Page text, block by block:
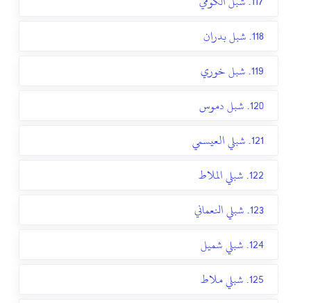
118. شبل بدران
119. شبل خوري
120. شبل دموس
121. شبلي العيسمي
122. شبلي الملاط
123. شبلي النعماني
124. شبلي شميل
125. شبلي ملاط